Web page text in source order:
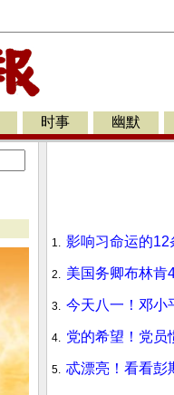
时事 幽默
1. 影响习命运的12
2. 美国务卿布林
3. 今天八一！邓小
4. 党的希望！党员
5. 忒漂亮！看看